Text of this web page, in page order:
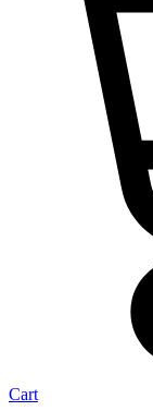
Cart